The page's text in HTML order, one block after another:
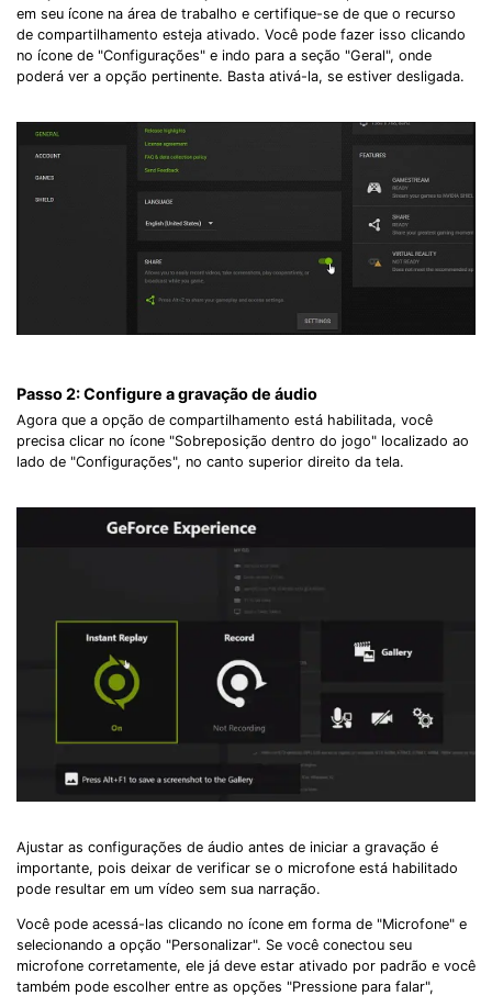
em seu ícone na área de trabalho e certifique-se de que o recurso
de compartilhamento esteja ativado. Você pode fazer isso clicando
no ícone de "Configurações" e indo para a seção "Geral", onde
poderá ver a opção pertinente. Basta ativá-la, se estiver desligada.
Passo 2: Configure a gravação de áudio
Agora que a opção de compartilhamento está habilitada, você
precisa clicar no ícone "Sobreposição dentro do jogo" localizado ao
lado de "Configurações", no canto superior direito da tela.
Ajustar as configurações de áudio antes de iniciar a gravação é
importante, pois deixar de verificar se o microfone está habilitado
pode resultar em um vídeo sem sua narração.
Você pode acessá-las clicando no ícone em forma de "Microfone" e
selecionando a opção "Personalizar". Se você conectou seu
microfone corretamente, ele já deve estar ativado por padrão e você
também pode escolher entre as opções "Pressione para falar",